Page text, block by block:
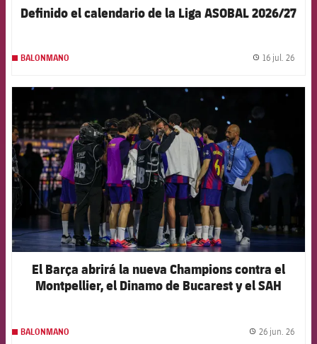
Definido el calendario de la Liga ASOBAL 2026/27
BALONMANO 16 jul. 26
FCB Barcelona badge
El Barça abrirá la nueva Champions contra el
Montpellier, el Dinamo de Bucarest y el SAH
BALONMANO 26 jun. 26